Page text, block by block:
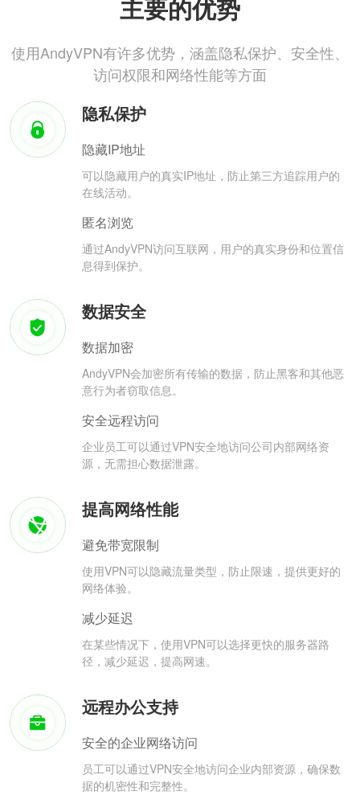
主要的优势
使用AndyVPN有许多优势，涵盖隐私保护、安全性、
访问权限和网络性能等方面
隐私保护
隐藏IP地址
可以隐藏用户的真实IP地址，防止第三方追踪用户的
在线活动。
匿名浏览
通过AndyVPN访问互联网，用户的真实身份和位置信
息得到保护。
数据安全
数据加密
AndyVPN会加密所有传输的数据，防止黑客和其他恶
意行为者窃取信息。
安全远程访问
企业员工可以通过VPN安全地访问公司内部网络资
源，无需担心数据泄露。
提高网络性能
避免带宽限制
使用VPN可以隐藏流量类型，防止限速，提供更好的
网络体验。
减少延迟
在某些情况下，使用VPN可以选择更快的服务器路
径，减少延迟，提高网速。
远程办公支持
安全的企业网络访问
员工可以通过VPN安全地访问企业内部资源，确保数
据的机密性和完整性。